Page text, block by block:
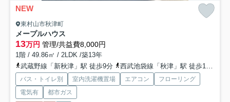
NEW
東村山市秋津町
メープルハウス
13万円 管理/共益費8,000円
1階 / 49.86㎡ / 2LDK /築13年
武蔵野線「新秋津」駅 徒歩9分
西武池袋線「秋津」駅 徒歩13分
バス・トイレ別 室内洗濯機置場 エアコン
フローリング
電気有
都市ガス